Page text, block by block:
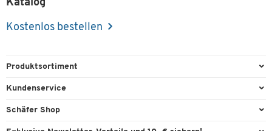
Katalog
Kostenlos bestellen
Produktsortiment
Büroausstattung
Kundenservice
Direktbestellung
Schäfer Shop
Services & Leistungen